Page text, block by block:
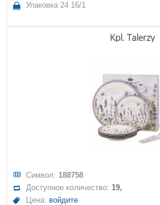
Упаковка 24 16/1
Kpl. Talerzy
Символ: 188758
Доступное количество:19,
Цена: войдите